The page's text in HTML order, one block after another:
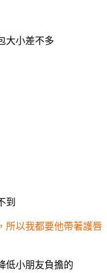
大小差不多
到
所以我都要他帶著護唇
低小朋友負擔的